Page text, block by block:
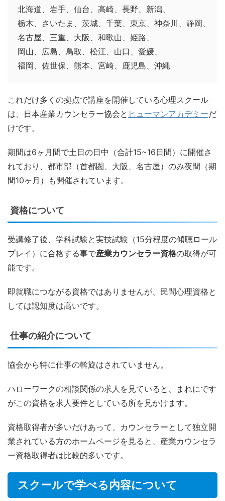
北海道、岩手、仙台、高崎、長野、新潟、
栃木、さいたま、茨城、千葉、東京、神奈川、静岡、
名古屋、三重、大阪、和歌山、姫路、
岡山、広島、鳥取、松江、山口、愛媛、
福岡、佐世保、熊本、宮崎、鹿児島、沖縄
これだけ多くの拠点で講座を開催している心理スクール
は、日本産業カウンセラー協会と ヒューマンアカデミーだ
けです。
期間は6ヶ月間で土日の日中（合計15~16日間）に開催さ
れており、都市部（首都圏、大阪、名古屋）のみ夜間（期
間10ヶ月）も開催されています。
資格について
受講修了後、学科試験と実技試験（15分程度の傾聴ロール
プレイ）に合格する事で産業カウンセラー資格の取得が可
能です。
即就職につながる資格ではありませんが、民間心理資格と
しては認知度は高いです。
仕事の紹介について
協会から特に仕事の斡旋はされていません。
ハローワークの相談関係の求人を見ていると、まれにです
がこの資格を求人要件としている所を見かけます。
資格取得者が多いだけあって、カウンセラーとして独立開
業されている方のホームページを見ると、産業カウンセラ
ー資格取得者は比較的多いです。
スクールで学べる内容について